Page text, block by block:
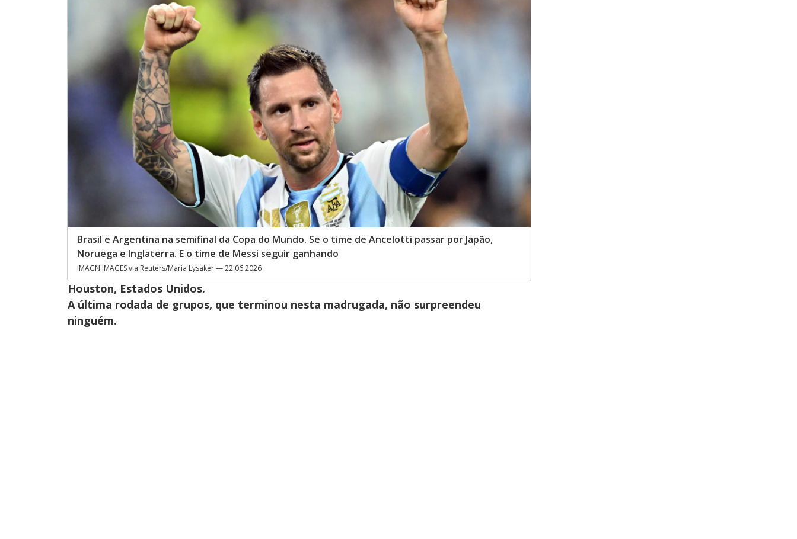
Brasil e Argentina na semifinal da Copa do Mundo. Se o time de Ancelotti passar por Japão,
Noruega e Inglaterra. E o time de Messi seguir ganhando
IMAGN IMAGES via Reuters/Maria Lysaker — 22.06.2026
Houston, Estados Unidos.
A última rodada de grupos, que terminou nesta madrugada, não surpreendeu
ninguém.